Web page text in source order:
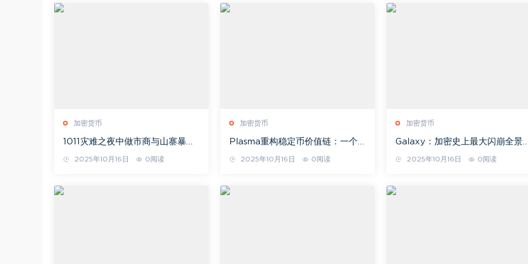
加密货币
1011灾难之夜中做市商与山寨暴跌
2025年10月16日 0阅读
加密货币
Plasma重构稳定币价值链：一个
专用公链如何颠覆链上支付规则
2025年10月16日 0阅读
加密货币
Galaxy：加密史上最大闪崩全景
2025年10月16日 0阅读